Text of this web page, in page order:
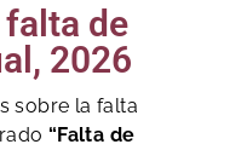
falta de
2026
sobre la falta
“Falta de